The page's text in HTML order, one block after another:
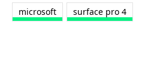
microsoft surface pro 4